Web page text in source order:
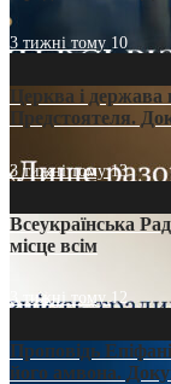
3 тижні тому 10
Церква і держава
Предстоятеля.
3 тижні тому13
Всеукраїнська
місце всім
3 тижні тому12
Проповідь
його амвона.